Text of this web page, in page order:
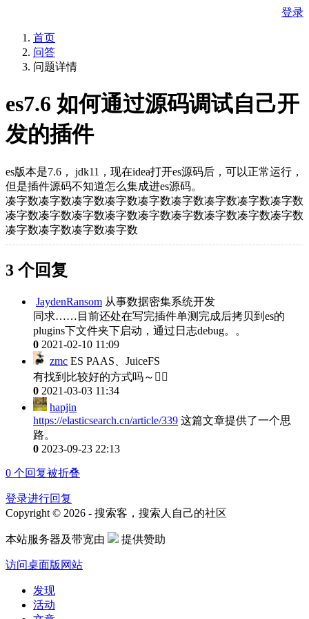
登录
首页
问答
问题详情
es7.6 如何通过源码调试自己开
发的插件
es版本是7.6， jdk11，现在idea打开es源码后，可以正常运行，
但是插件源码不知道怎么集成进es源码。
凑字数凑字数凑字数凑字数凑字数凑字数凑字数凑字数凑字数
凑字数凑字数凑字数凑字数凑字数凑字数凑字数凑字数凑字数
凑字数凑字数凑字数凑字数
3 个回复
JaydenRansom 从事数据密集系统开发
同求……目前还处在写完插件单测完成后拷贝到es的
plugins下文件夹下启动，通过日志debug。。
0 2021-02-10 11:09
zmc ES PAAS、JuiceFS
有找到比较好的方式吗～🤦‍♂️
0 2021-03-03 11:34
hapjin
https://elasticsearch.cn/article/339 这篇文章提供了一个思
路。
0 2023-09-23 22:13
0 个回复被折叠
登录进行回复
Copyright © 2026 - 搜索客，搜索人自己的社区
本站服务器及带宽由 提供赞助
访问桌面版网站
发现
活动